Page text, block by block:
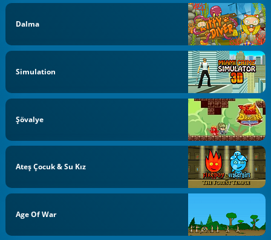
Dalma
Simulation
Şövalye
Ateş Çocuk & Su Kız
Age Of War